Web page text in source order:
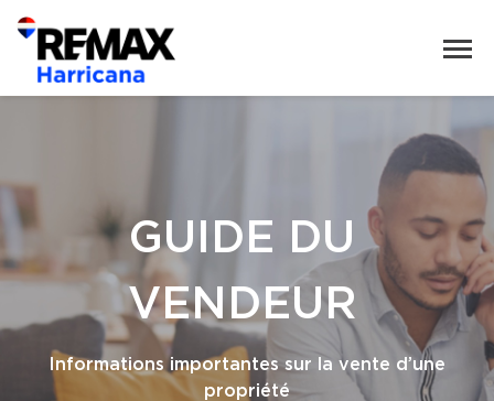
GUIDE DU
VENDEUR
Informations importantes sur la vente d’une
propriété